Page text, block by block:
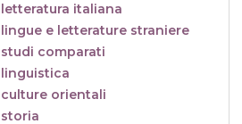
letteratura italiana
lingue e letterature straniere
studi comparati
linguistica
culture orientali
storia